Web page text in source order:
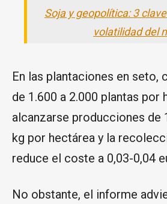
Soja y geopolítica: 3
volatilidad del
En las plantaciones en seto,
de 1.600 a 2.000 plantas por
alcanzarse producciones de
kg por hectárea y la
reduce el coste a 0,03-0,04
No obstante, el informe